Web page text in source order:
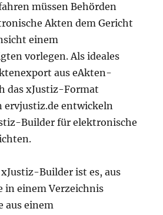
müssen Behörden
Akten dem Gericht
einem
vorlegen. Als ideales
aus eAkten-
das xJustiz-Format
ervjustiz.de entwickeln
Builder für elektronische
Builder ist es, aus
in einem Verzeichnis
aus einem